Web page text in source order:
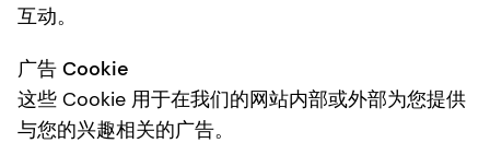
互动。
广告 Cookie
这些 Cookie 用于在我们的网站内部或外部为您提供
与您的兴趣相关的广告。